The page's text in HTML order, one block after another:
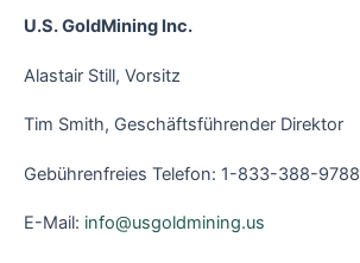
U.S. GoldMining Inc.
Alastair Still, Vorsitz
Tim Smith, Geschäftsführender Direktor
Gebührenfreies Telefon: 1-833-388-9788
E-Mail: info@usgoldmining.us